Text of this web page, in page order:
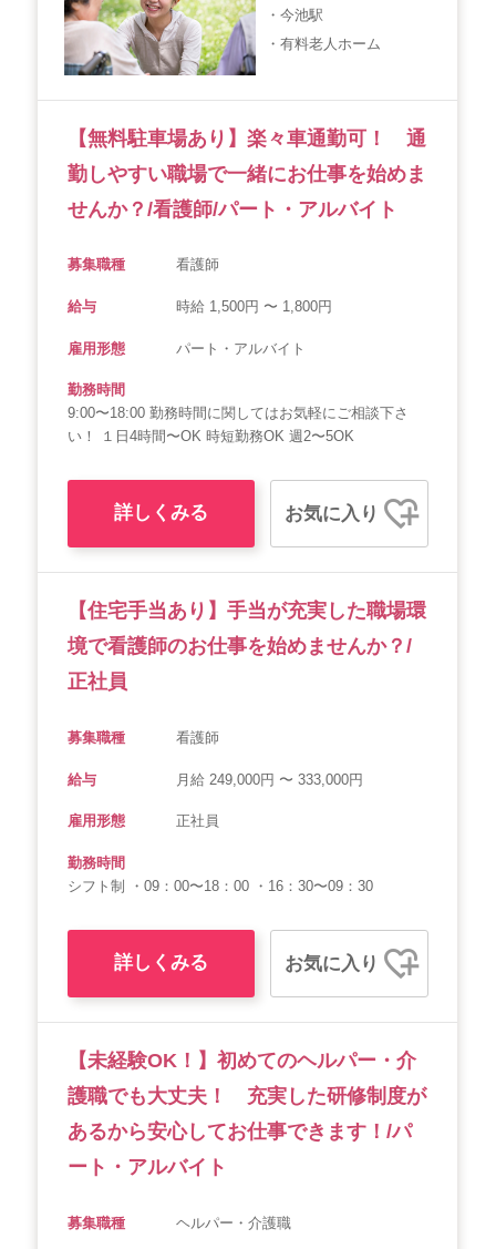
・今池駅
・有料老人ホーム
【無料駐車場あり】楽々車通勤可！ 通
勤しやすい職場で一緒にお仕事を始めま
せんか？/看護師/パート・アルバイト
募集職種 看護師
給与 時給 1,500円 〜 1,800円
雇用形態 パート・アルバイト
勤務時間
9:00〜18:00 勤務時間に関してはお気軽にご相談下さ
い！ １日4時間〜OK 時短勤務OK 週2〜5OK
詳しくみる お気に入り
【住宅手当あり】手当が充実した職場環
境で看護師のお仕事を始めませんか？/
正社員
募集職種 看護師
給与 月給 249,000円 〜 333,000円
雇用形態 正社員
勤務時間
シフト制 ・09：00〜18：00 ・16：30〜09：30
詳しくみる お気に入り
【未経験OK！】初めてのヘルパー・介
護職でも大丈夫！ 充実した研修制度が
あるから安心してお仕事できます！/パ
ート・アルバイト
募集職種 ヘルパー・介護職